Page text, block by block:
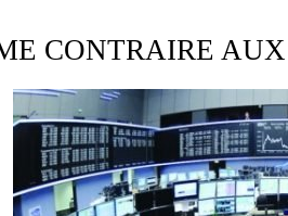
CONTRAIRE